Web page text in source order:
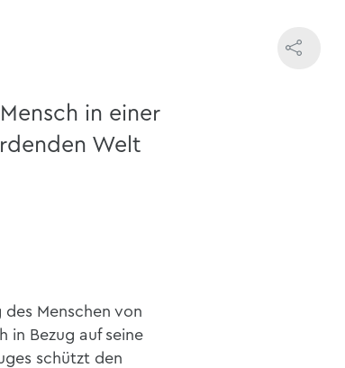
in einer
Welt
Menschen von
in Bezug auf seine
schützt den